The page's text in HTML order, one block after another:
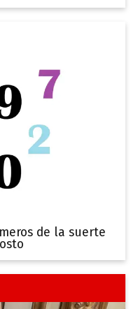
de la suerte